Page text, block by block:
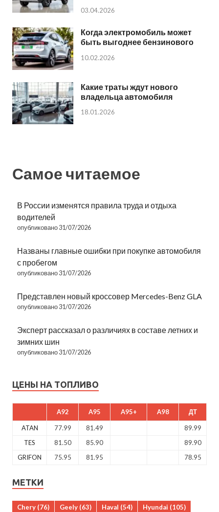
03.04.2026
Когда электромобиль может
быть выгоднее бензинового
10.02.2026
Какие траты ждут нового
владельца автомобиля
18.01.2026
Самое читаемое
В России изменятся правила труда и отдыха
водителей
опубликовано 31/07/2026
Названы главные ошибки при покупке автомобиля
с пробегом
опубликовано 31/07/2026
Представлен новый кроссовер Mercedes-Benz GLA
опубликовано 31/07/2026
Эксперт рассказал о различиях в составе летних и
зимних шин
опубликовано 31/07/2026
ЦЕНЫ НА ТОПЛИВО
A92 A95 A95+ A98 ДТ
ATAN 77.99 81.49
89.99
TES
81.50 85.90
89.90
GRIFON
75.95 81.95 78.95
МЕТКИ
Chery (76) Geely (63) Haval (54) Hyundai (105)